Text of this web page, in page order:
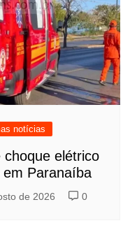
notícias
elétrico
Paranaíba
de 2026 0